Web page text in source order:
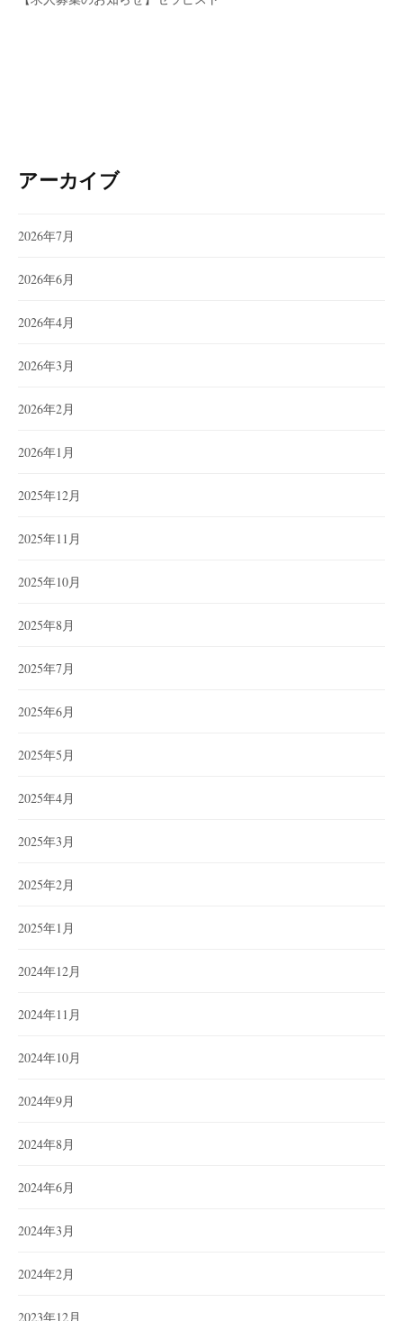
アーカイブ
2026年7月
2026年6月
2026年4月
2026年3月
2026年2月
2026年1月
2025年12月
2025年11月
2025年10月
2025年8月
2025年7月
2025年6月
2025年5月
2025年4月
2025年3月
2025年2月
2025年1月
2024年12月
2024年11月
2024年10月
2024年9月
2024年8月
2024年6月
2024年3月
2024年2月
2023年12月